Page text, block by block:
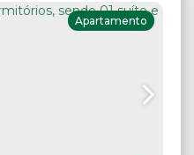
Apartamento